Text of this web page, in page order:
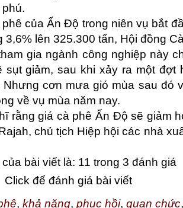
của Ấn Độ trong niên vụ bắt
3,6% lên 325.300 tấn, Hội đồng
gia ngành công nghiệp này
giảm, sau khi xảy ra một đợt
Nhưng cơn mưa gió mùa sau đó
về vụ mùa năm nay.
rằng giá cà phê Ấn Độ sẽ giảm
chủ tịch Hiệp hội các nhà
bài viết là: 11 trong 3 đánh giá
Click để đánh giá bài viết
, khả năng, phục hồi, quan chức